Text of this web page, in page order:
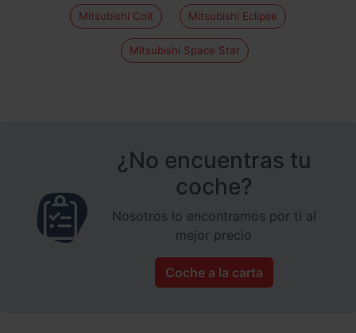
Mitsubishi Colt Mitsubishi Eclipse
Mitsubishi Space Star
¿No encuentras tu
coche?
Nosotros lo encontramos por ti al
mejor precio
Coche a la carta